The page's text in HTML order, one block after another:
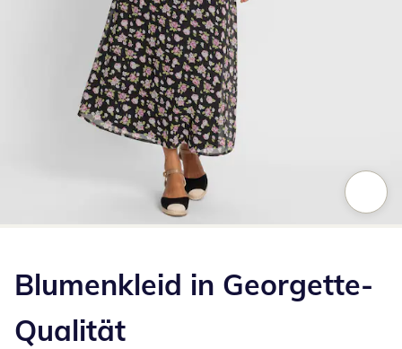
Blumenkleid in Georgette-
Qualität